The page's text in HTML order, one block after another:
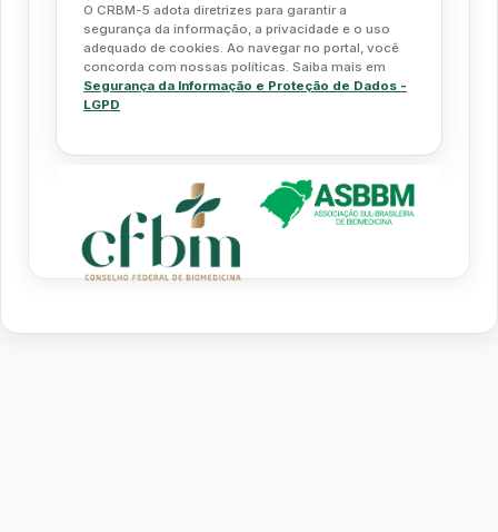
O CRBM-5 adota diretrizes para garantir a
segurança da informação, a privacidade e o uso
adequado de cookies. Ao navegar no portal, você
concorda com nossas políticas. Saiba mais em
Segurança da Informação e Proteção de Dados -
LGPD